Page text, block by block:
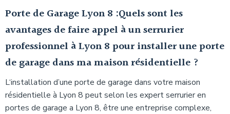
Porte de Garage Lyon 8 :Quels sont les
avantages de faire appel à un serrurier
professionnel à Lyon 8 pour installer une porte
de garage dans ma maison résidentielle ?
L‘installation d’une porte de garage dans votre maison
résidentielle à Lyon 8 peut selon les expert serrurier en
portes de garage a Lyon 8, être une entreprise complexe,